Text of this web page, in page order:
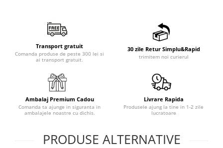
Transport gratuit
Comanda produse de peste 300 lei si
ai transport gratuit.
30 zile Retur Simplu&Rapid
trimitem noi curierul
Ambalaj Premium Cadou
Comanda ta ajunge in siguranta in
ambalajele noastre cu dichis.
Livrare Rapida
Produsele ajung la tine in 1-2 zile
lucratoare
PRODUSE ALTERNATIVE